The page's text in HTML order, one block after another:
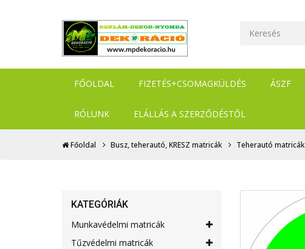
FŐOLDAL FIZETÉS+CSOMAGKÜLDÉS ÁSZF
RÓLUNK ELÁLLÁS A SZERZŐDÉSTŐL
Főoldal Busz, teherautó, KRESZ matricák Teherautó matricák
KATEGÓRIÁK
Munkavédelmi matricák
Tűzvédelmi matricák